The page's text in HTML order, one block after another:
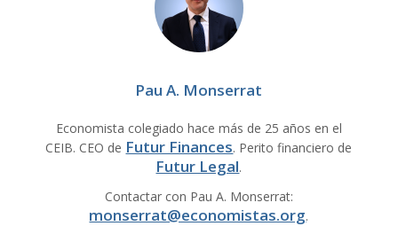
Pau A. Monserrat
Economista colegiado hace más de 25 años en el
CEIB. CEO de Futur Finances. Perito financiero de
Futur Legal.
Contactar con Pau A. Monserrat:
monserrat@economistas.org.